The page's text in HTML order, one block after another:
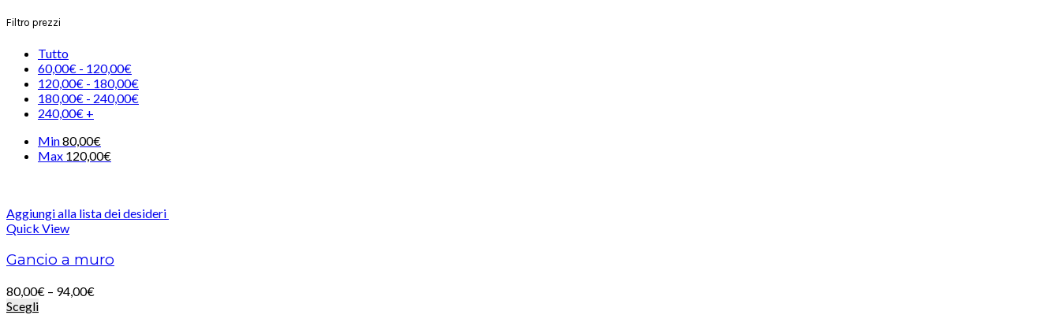
Filtro prezzi
Tutto
60,00€ - 120,00€
120,00€ - 180,00€
180,00€ - 240,00€
240,00€ +
Min80,00€
Max 120,00€
Aggiungi alla lista dei desideri
Quick View
Gancio a muro
80,00€ – 94,00€
Scegli